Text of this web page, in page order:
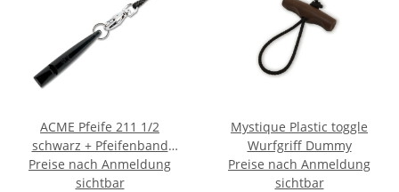
ACME Pfeife 211 1/2
schwarz + Pfeifenband
kostenlos
Preise nach Anmeldung
sichtbar
Mystique Plastic toggle
Wurfgriff Dummy
Preise nach Anmeldung
sichtbar